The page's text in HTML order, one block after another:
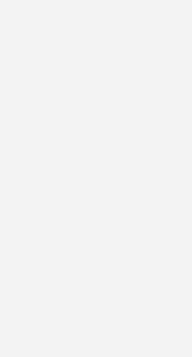
Projekt für
punktet
wachsenden